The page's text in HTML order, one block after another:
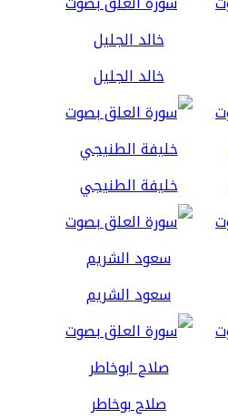
خالد الجليل
خليفة الطنيجي
سعود الشريم
صلاح بوخاطر